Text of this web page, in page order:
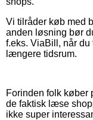
Vi tilråder køb med
anden løsning bør
f.eks. ViaBill, når
længere tidsrum.
Forinden folk køber
de faktisk læse
ikke super